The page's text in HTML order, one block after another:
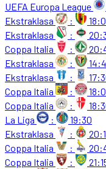
UEFA Europa League
Ekstraklasa
:
Ekstraklasa
:
Coppa Italia
:
Ekstraklasa
:
Ekstraklasa
:
Coppa Italia
:
Coppa Italia
:
La Liga
:
19:30
Ekstraklasa
:
Coppa Italia
:
Coppa Italia
: